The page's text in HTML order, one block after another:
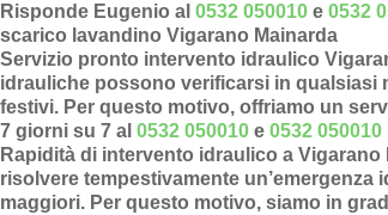
Risponde Eugenio al 0532 050010 e 0532
scarico lavandino Vigarano Mainarda
Servizio pronto intervento idraulico
idrauliche possono verificarsi in qualsiasi
festivi. Per questo motivo, offriamo un
7 giorni su 7 al 0532 050010 e 0532 050010
Rapidità di intervento idraulico a Vigarano
risolvere tempestivamente un’emergenza
maggiori. Per questo motivo, siamo in